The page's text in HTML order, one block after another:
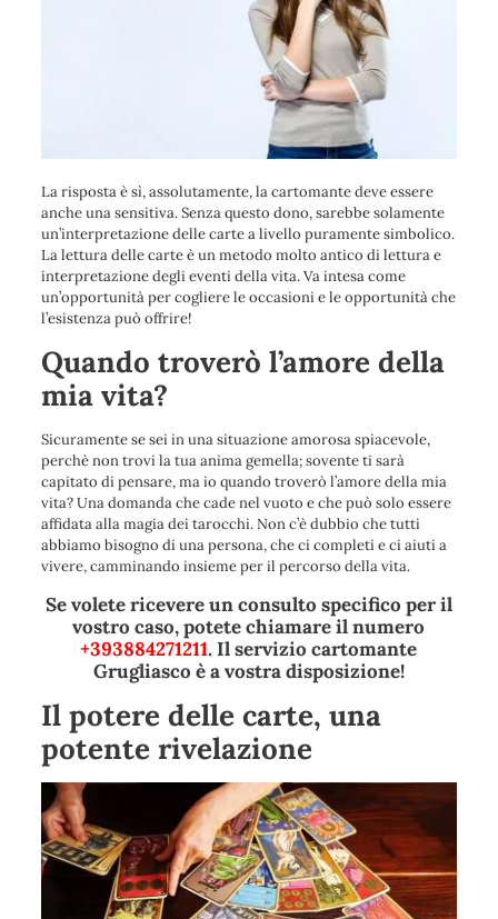
La risposta è sì, assolutamente, la cartomante deve essere
anche una sensitiva. Senza questo dono, sarebbe solamente
un’interpretazione delle carte a livello puramente simbolico.
La lettura delle carte è un metodo molto antico di lettura e
interpretazione degli eventi della vita. Va intesa come
un’opportunità per cogliere le occasioni e le opportunità che
l’esistenza può offrire!
Quando troverò l’amore della
mia vita?
Sicuramente se sei in una situazione amorosa spiacevole,
perchè non trovi la tua anima gemella; sovente ti sarà
capitato di pensare, ma io quando troverò l’amore della mia
vita? Una domanda che cade nel vuoto e che può solo essere
affidata alla magia dei tarocchi. Non c’è dubbio che tutti
abbiamo bisogno di una persona, che ci completi e ci aiuti a
vivere, camminando insieme per il percorso della vita.
Se volete ricevere un consulto specifico per il
vostro caso, potete chiamare il numero
+393884271211. Il servizio cartomante
Grugliasco è a vostra disposizione!
Il potere delle carte, una
potente rivelazione